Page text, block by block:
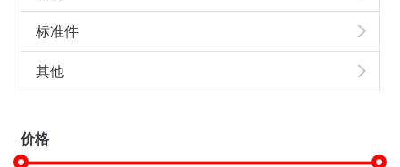
标准件
其他
价格